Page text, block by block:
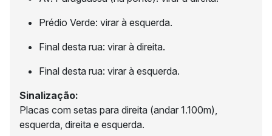
Prédio Verde: virar à esquerda.
Final desta rua: virar à direita.
Final desta rua: virar à esquerda.
Sinalização:
Placas com setas para direita (andar 1.100m),
esquerda, direita e esquerda.